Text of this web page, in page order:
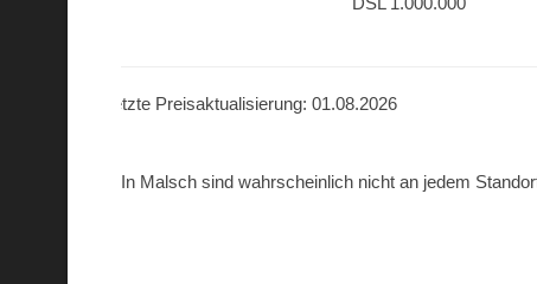
Letzte Preisaktualisierung: 01.08.2026
In Malsch sind wahrscheinlich nicht an jedem